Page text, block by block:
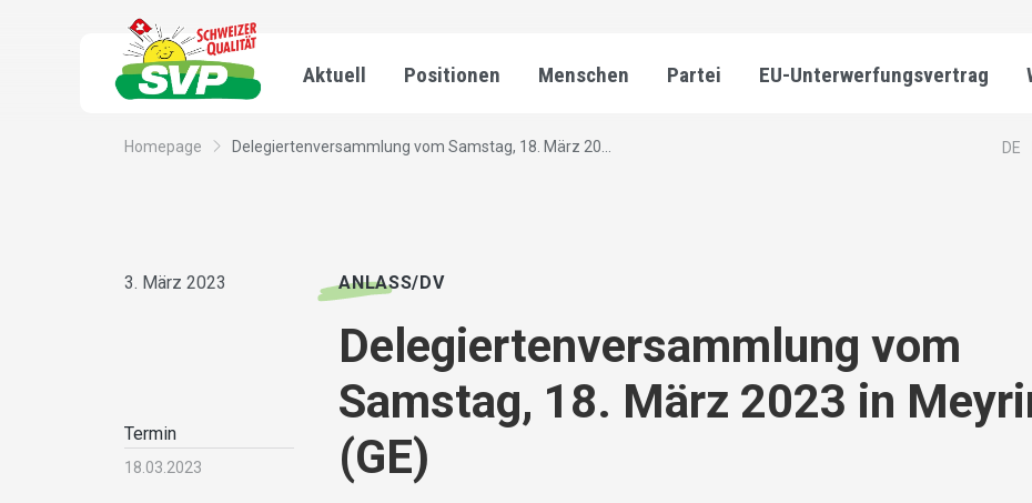
Aktuell Positionen Menschen Partei EU-Unterwerfungsvertrag
Homepage Delegiertenversammlung vom Samstag, 18. März 20... DE
3. März 2023
Termin
18.03.2023
ANLASS/DV
Delegiertenversammlung vom
Samstag, 18. März 2023 in
(GE)